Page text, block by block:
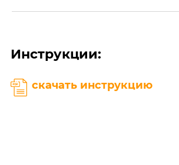
Инструкции:
скачать инструкцию